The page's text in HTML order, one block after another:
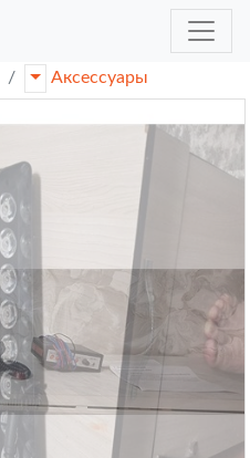
Аксессуары